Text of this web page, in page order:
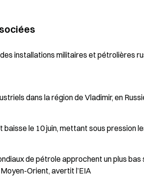
des installations militaires et pétrolières
dans la région de Vladimir, en
baisse le 10 juin, mettant sous pression
de pétrole approchent un plus
Orient, avertit l’EIA